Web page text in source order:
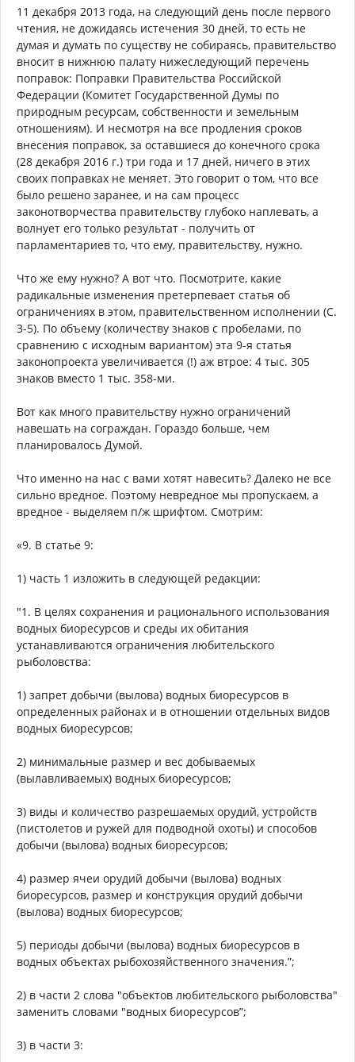
11 декабря 2013 года, на следующий день после первого
чтения, не дожидаясь истечения 30 дней, то есть не
думая и думать по существу не собираясь, правительство
вносит в нижнюю палату нижеследующий перечень
поправок: Поправки Правительства Российской
Федерации (Комитет Государственной Думы по
природным ресурсам, собственности и земельным
отношениям). И несмотря на все продления сроков
внесения поправок, за оставшиеся до конечного срока
(28 декабря 2016 г.) три года и 17 дней, ничего в этих
своих поправках не меняет. Это говорит о том, что все
было решено заранее, и на сам процесс
законотворчества правительству глубоко наплевать, а
волнует его только результат - получить от
парламентариев то, что ему, правительству, нужно.
Что же ему нужно? А вот что. Посмотрите, какие
радикальные изменения претерпевает статья об
ограничениях в этом, правительственном исполнении (С.
3-5). По объему (количеству знаков с пробелами, по
сравнению с исходным вариантом) эта 9-я статья
законопроекта увеличивается (!) аж втрое: 4 тыс. 305
знаков вместо 1 тыс. 358-ми.
Вот как много правительству нужно ограничений
навешать на сограждан. Гораздо больше, чем
планировалось Думой.
Что именно на нас с вами хотят навесить? Далеко не все
сильно вредное. Поэтому невредное мы пропускаем, а
вредное - выделяем п/ж шрифтом. Смотрим:
«9. В статье 9:
1) часть 1 изложить в следующей редакции:
"1. В целях сохранения и рационального использования
водных биоресурсов и среды их обитания
устанавливаются ограничения любительского
рыболовства:
1) запрет добычи (вылова) водных биоресурсов в
определенных районах и в отношении отдельных видов
водных биоресурсов;
2) минимальные размер и вес добываемых
(вылавливаемых) водных биоресурсов;
3) виды и количество разрешаемых орудий, устройств
(пистолетов и ружей для подводной охоты) и способов
добычи (вылова) водных биоресурсов;
4) размер ячеи орудий добычи (вылова) водных
биоресурсов, размер и конструкция орудий добычи
(вылова) водных биоресурсов;
5) периоды добычи (вылова) водных биоресурсов в
водных объектах рыбохозяйственного значения.”;
2) в части 2 слова "объектов любительского рыболовства"
заменить словами "водных биоресурсов”;
3) в части 3: